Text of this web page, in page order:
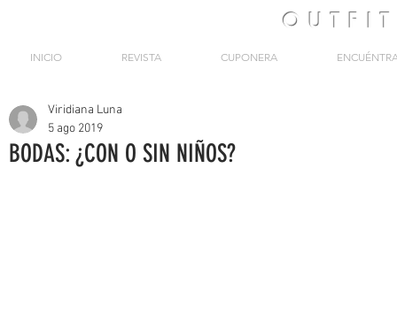
OUTFIT
INICIO REVISTA CUPONERA
BODAS: ¿CON O SIN NIÑOS?
Viridiana Luna
5 ago 2019